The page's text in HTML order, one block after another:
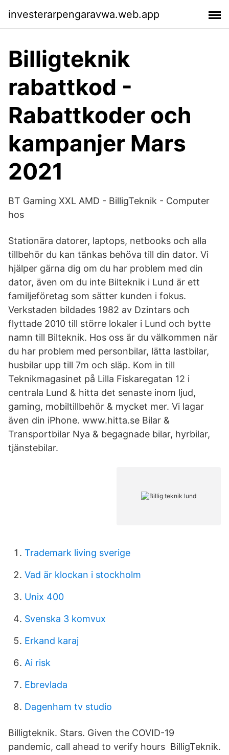
investerarpengaravwa.web.app
Billigteknik
rabattkod -
Rabattkoder och
kampanjer Mars
2021
BT Gaming XXL AMD - BilligTeknik - Computer
hos
Stationära datorer, laptops, netbooks och alla
tillbehör du kan tänkas behöva till din dator. Vi
hjälper gärna dig om du har problem med din
dator, även om du inte Bilteknik i Lund är ett
familjeföretag som sätter kunden i fokus.
Verkstaden bildades 1982 av Dzintars och
flyttade 2010 till större lokaler i Lund och bytte
namn till Bilteknik. Hos oss är du välkommen när
du har problem med personbilar, lätta lastbilar,
husbilar upp till 7m och släp. Kom in till
Teknikmagasinet på Lilla Fiskaregatan 12 i
centrala Lund & hitta det senaste inom ljud,
gaming, mobiltillbehör & mycket mer. Vi lagar
även din iPhone. www.hitta.se Bilar &
Transportbilar Nya & begagnade bilar, hyrbilar,
tjänstebilar.
Trademark living sverige
Vad är klockan i stockholm
Unix 400
Svenska 3 komvux
Erkand karaj
Ai risk
Ebrevlada
Dagenham tv studio
Billigteknik. Stars. Given the COVID-19
pandemic, call ahead to verify hours BilligTeknik.